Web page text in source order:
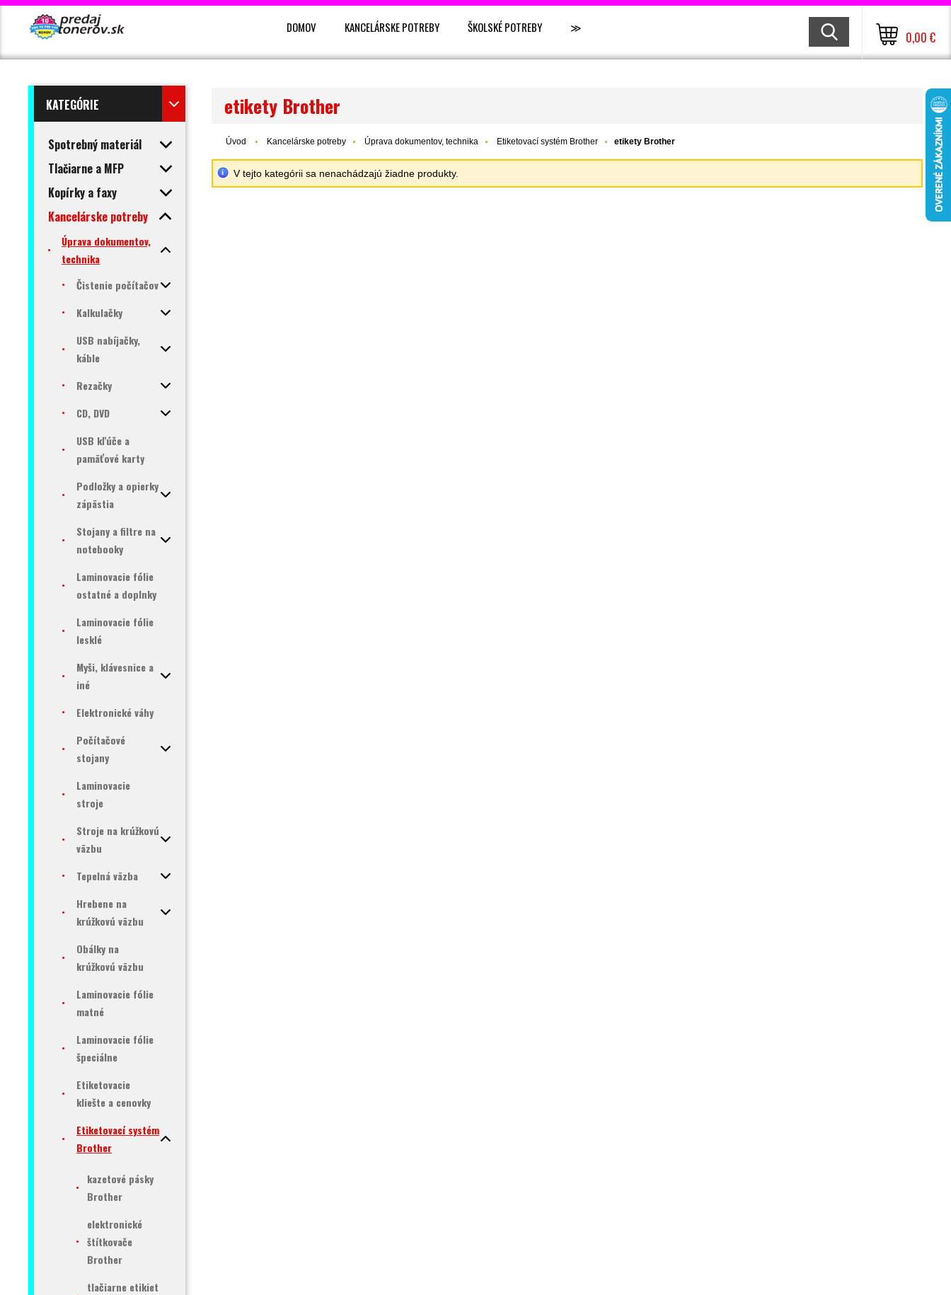
DOMOV KANCELÁRSKE POTREBY ŠKOLSKÉ POTREBY ≫
0,00 €
KATEGÓRIE
Spotrebný materiál
Tlačiarne a MFP
Kopírky a faxy
Kancelárske potreby
Úprava dokumentov,
technika
Čistenie počítačov
Kalkulačky
USB nabíjačky,
káble
Rezačky
CD, DVD
USB kľúče a
pamäťové karty
Podložky a opierky
zápästia
Stojany a filtre na
notebooky
Laminovacie fólie
ostatné a doplnky
Laminovacie fólie
lesklé
Myši, klávesnice a
iné
Elektronické váhy
Počítačové
stojany
Laminovacie
stroje
Stroje na krúžkovú
väzbu
Tepelná väzba
Hrebene na
krúžkovú väzbu
Obálky na
krúžkovú väzbu
Laminovacie fólie
matné
Laminovacie fólie
špeciálne
Etiketovacie
kliešte a cenovky
Etiketovací systém
Brother
kazetové pásky
Brother
elektronické
štítkovače
Brother
tlačiarne etikiet
etikety Brother
Úvod Kancelárske potreby Úprava dokumentov, technika Etiketovací systém Brother etikety Brother
V tejto kategórii sa nenachádzajú žiadne produkty.